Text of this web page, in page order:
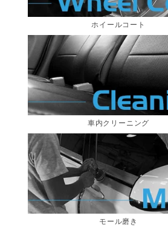
ホイールコート
車内クリーニング
モール磨き